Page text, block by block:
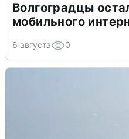
Волгоградцы
мобильного
6 августа 0